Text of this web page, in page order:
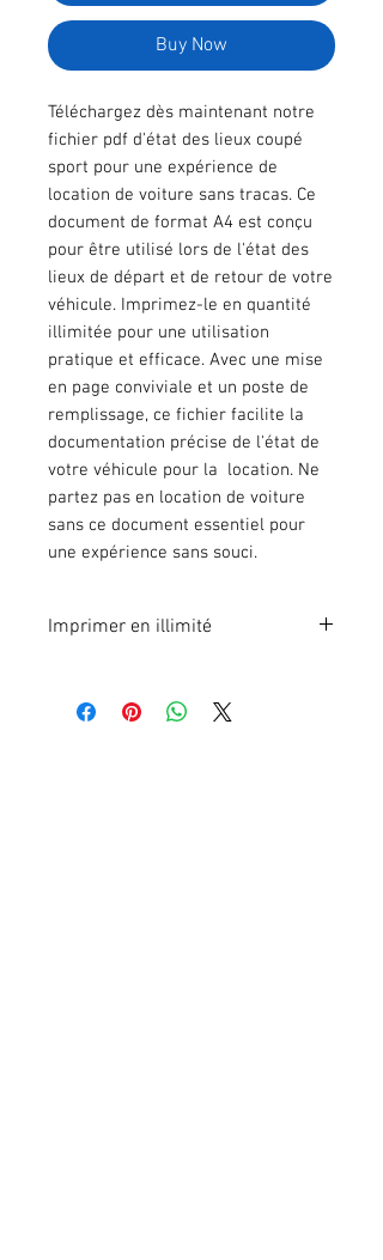
Buy Now
Téléchargez dès maintenant notre
fichier pdf d'état des lieux coupé
sport pour une expérience de
location de voiture sans tracas. Ce
document de format A4 est conçu
pour être utilisé lors de l'état des
lieux de départ et de retour de votre
véhicule. Imprimez-le en quantité
illimitée pour une utilisation
pratique et efficace. Avec une mise
en page conviviale et un poste de
remplissage, ce fichier facilite la
documentation précise de l'état de
votre véhicule pour la location. Ne
partez pas en location de voiture
sans ce document essentiel pour
une expérience sans souci.
Imprimer en illimité
illimité. Pour 1 poste.